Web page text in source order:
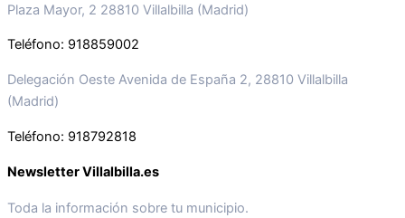
Plaza Mayor, 2 28810 Villalbilla (Madrid)
Teléfono: 918859002
Delegación Oeste Avenida de España 2, 28810 Villalbilla
(Madrid)
Teléfono: 918792818
Newsletter Villalbilla.es
Toda la información sobre tu municipio.